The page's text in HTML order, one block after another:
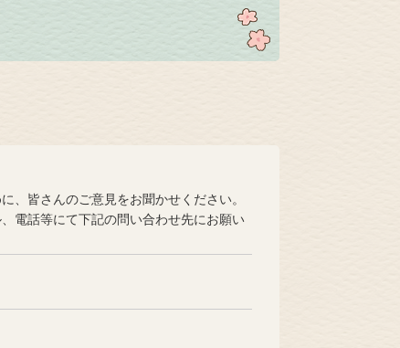
、皆さんのご意見をお聞かせください。
電話等にて下記の問い合わせ先にお願い